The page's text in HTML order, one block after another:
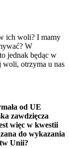
ich woli? I mamy
W
jednak będąc w
woli, otrzyma u nas
od UE
zawdzięcza
więc w kwestii
do wykazania
Unii?